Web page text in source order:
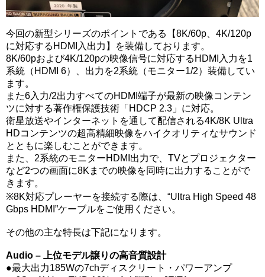
今回の新型シリーズのポイントである【8K/60p、4K/120p
に対応するHDMI入出力 】を装備しております。
8K/60pおよび4K/120pの映像信号に対応するHDMI入力を1
系統（HDMI 6）、出力を2系統（モニター1/2）装備してい
ます。
また6入力/2出力すべてのHDMI端子が最新の映像コンテン
ツに対する著作権保護技術「HDCP 2.3」に対応。
衛星放送やインターネットを通して配信される4K/8K Ultra
HDコンテンツの超高精細映像をハイクオリティなサウンド
とともに楽しむことができます。
また、2系統のモニターHDMI出力で、TVとプロジェクター
など2つの画面に8Kまでの映像を同時に出力することがで
きます。
※8K対応プレーヤーを接続する際は、“Ultra High Speed 48
Gbps HDMI”ケーブルをご使用ください。
その他の主な特長は下記になります。
Audio – 上位モデル譲りの高音質設計
●最大出力185Wの7chディスクリート・パワーアンプ